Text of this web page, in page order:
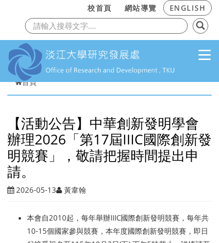
跳到主要內容
校首頁 網站導覽 ENGLISH
上一頁
首頁
【活動公告】中華創新發明學會
辦理2026「第17屆IIIC國際創新發
明競賽」，敬請把握時間提出申
請。
2026-05-13 黃韋翰
本會自2010起，每年舉辦IIIC國際創新發明競賽，每年共
10-15個國家參與競賽，本年度國際創新發明競賽，即日